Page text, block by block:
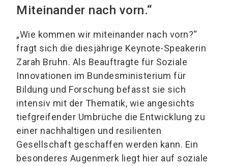
Miteinander nach vorn.“
„Wie kommen wir miteinander nach vorn?“
fragt sich die diesjährige Keynote-Speakerin
Zarah Bruhn. Als Beauftragte für Soziale
Innovationen im Bundesministerium für
Bildung und Forschung befasst sie sich
intensiv mit der Thematik, wie angesichts
tiefgreifender Umbrüche die Entwicklung zu
einer nachhaltigen und resilienten
Gesellschaft geschaffen werden kann. Ein
besonderes Augenmerk liegt hier auf soziale